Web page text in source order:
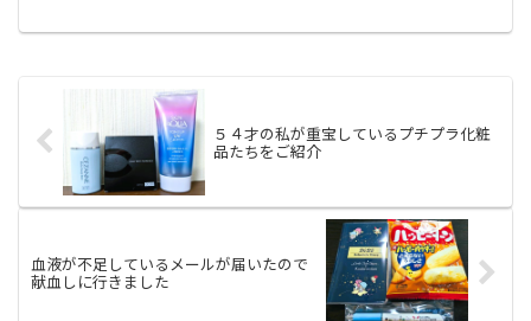
５４才の私が重宝しているプチプラ化粧
品たちをご紹介
血液が不足しているメールが届いたので
献血しに行きました